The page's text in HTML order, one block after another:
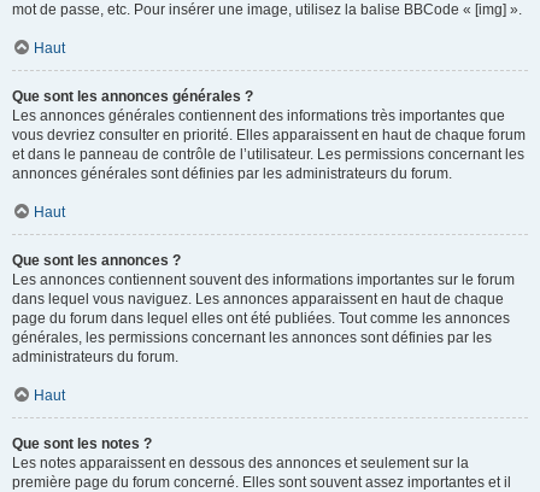
mot de passe, etc. Pour insérer une image, utilisez la balise BBCode « [img] ».
Haut
Que sont les annonces générales ?
Les annonces générales contiennent des informations très importantes que
vous devriez consulter en priorité. Elles apparaissent en haut de chaque forum
et dans le panneau de contrôle de l’utilisateur. Les permissions concernant les
annonces générales sont définies par les administrateurs du forum.
Haut
Que sont les annonces ?
Les annonces contiennent souvent des informations importantes sur le forum
dans lequel vous naviguez. Les annonces apparaissent en haut de chaque
page du forum dans lequel elles ont été publiées. Tout comme les annonces
générales, les permissions concernant les annonces sont définies par les
administrateurs du forum.
Haut
Que sont les notes ?
Les notes apparaissent en dessous des annonces et seulement sur la
première page du forum concerné. Elles sont souvent assez importantes et il